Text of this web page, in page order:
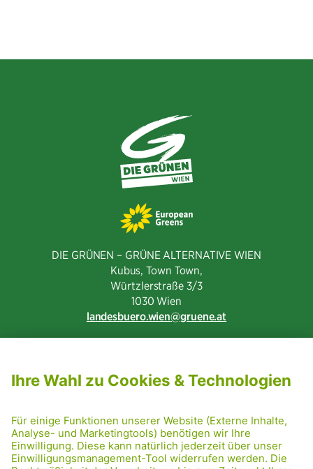
DIE GRÜNEN – GRÜNE ALTERNATIVE WIEN
Kubus, Town Town,
Würtzlerstraße 3/3​
1030 Wien
landesbuero.wien
gruene.at
PRESSE
GRÜNE RADRETTUNG
FRIDAY NIGHTSKATING